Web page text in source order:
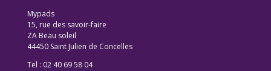
Mypads
15, rue des savoir-faire
ZA Beau soleil
44450 Saint Julien de Concelles
Tel : 02 40 69 58 04